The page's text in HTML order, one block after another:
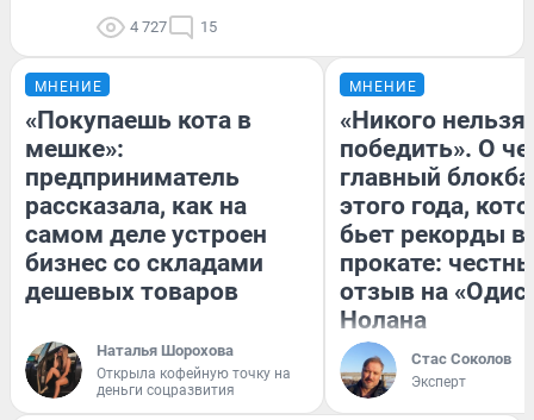
4 727 15
МНЕНИЕ
«Покупаешь кота в
мешке»:
предприниматель
рассказала, как на
самом деле устроен
бизнес со складами
дешевых товаров
Наталья Шорохова
Открыла кофейную точку на
деньги соцразвития
МНЕНИЕ
«Никого нельзя
победить». О
главный
этого года,
бьет рекорды в
прокате:
отзыв на
Нолана
Стас Соколов
Эксперт